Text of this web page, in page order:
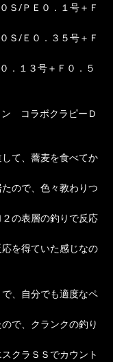
Ｓ/ＰＥ０．１号＋Ｆ
Ｓ/Ｅ０．３５号＋Ｆ
．１３号＋Ｆ０．５
コラボクラピーＤ
て、蕎麦を食べてか
ので、色々教わりつ
の表層の釣りで反応
を得ていた感じなの
、自分でも適度なペ
で、クランクの釣り
クラＳＳでカウント